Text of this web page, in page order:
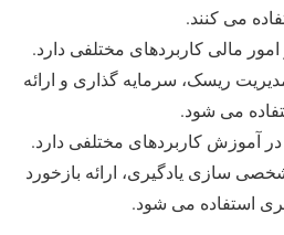
می کنند.
مالی کاربردهای مختلفی دارد.
ریسک، سرمایه گذاری و ارائه
می شود.
کاربردهای مختلفی دارد.
سازی یادگیری، ارائه بازخورد
استفاده می شود.